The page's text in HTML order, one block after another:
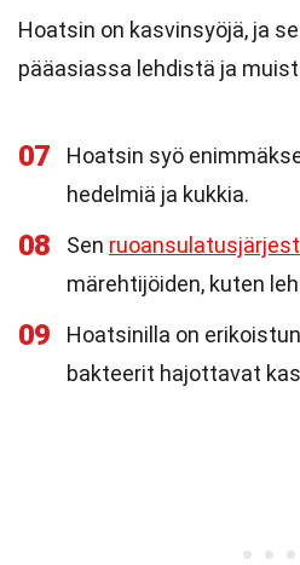
Hoatsin on kasvinsyöjä, ja
pääasiassa lehdistä ja
07
Hoatsin syö
hedelmiä ja kukkia.
08 Sen
märehtijöiden, kuten
09
Hoatsinilla on
bakteerit hajottavat